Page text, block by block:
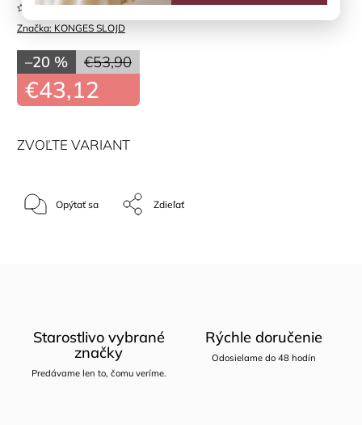
Značka: KONGES SLOJD
Neohodnotené
€53,90
–20 %
€43,12
ZVOĽTE VARIANT
Opýtať sa Zdieľať
Starostlivo vybrané
značky
Predávame len to, čomu veríme.
Rýchle doručenie
Odosielame do 48 hodín